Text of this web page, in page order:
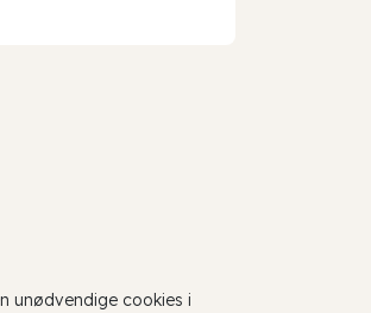
unødvendige cookies i